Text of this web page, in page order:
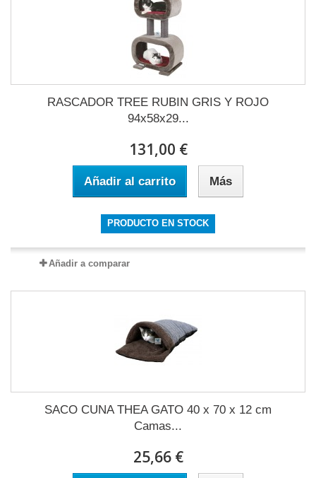
RASCADOR TREE RUBIN GRIS Y ROJO
94x58x29...
131,00 €
Añadir al carrito Más
PRODUCTO EN STOCK
Añadir a comparar
SACO CUNA THEA GATO 40 x 70 x 12 cm
Camas...
25,66 €